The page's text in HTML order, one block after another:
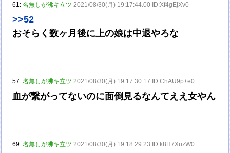
61:名無しが沸キ立ツ 2021/08/30(月) 19:17:44.00 ID:Xf4gEjXv0
>>52
おそらく数ヶ月後に上の娘は中退やろな
57:名無しが沸キ立ツ 2021/08/30(月) 19:17:30.17 ID:ChAU9p+e0
血が繋がってないのに面倒見るなんてええ女やん
69:名無しが沸キ立ツ 2021/08/30(月) 19:18:29.23 ID:k8H7XuzW0